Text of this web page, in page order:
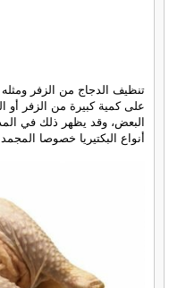
تنظيف الدجاج من الزفر
على كمية كبيرة من الزفر أو
البعض، وقد يظهر ذلك في
أنواع البكتيريا خصوصا المجمد